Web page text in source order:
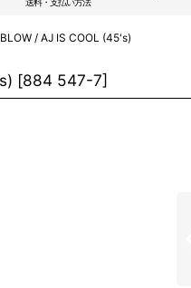
/ AJ IS COOL (45's)
[884 547-7]